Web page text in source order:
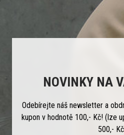
NOVINKY NA
Odebírejte náš newsletter a
kupon v hodnotě 100,- Kč! (lze
500,-